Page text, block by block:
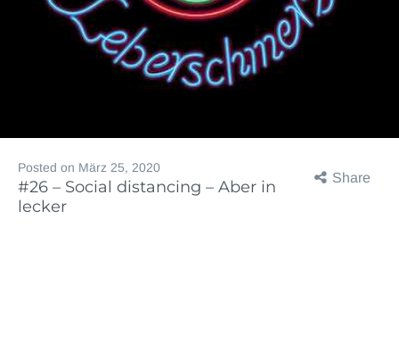
Share
Posted on März 25, 2020
#26 – Social distancing – Aber in
lecker